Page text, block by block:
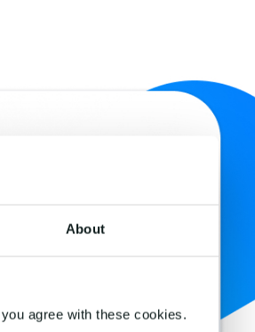
About
agree with these cookies.